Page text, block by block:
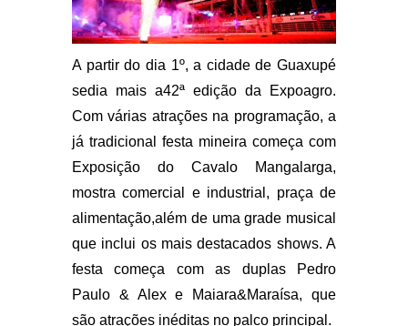
A partir do dia 1º, a cidade de Guaxupé
sedia mais a42ª edição da Expoagro.
Com várias atrações na programação, a
já tradicional festa mineira começa com
Exposição do Cavalo Mangalarga,
mostra comercial e industrial, praça de
alimentação,além de uma grade musical
que inclui os mais destacados shows. A
festa começa com as duplas Pedro
Paulo & Alex e Maiara&Maraísa, que
são atrações inéditas no palco principal.